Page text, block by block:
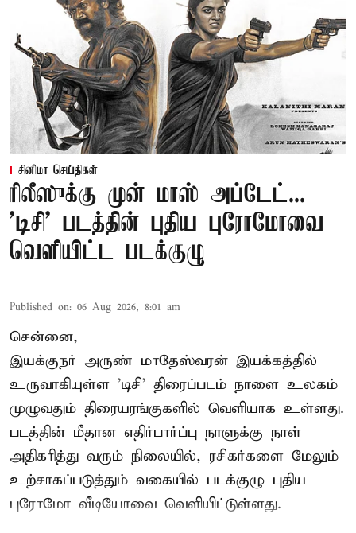
சினிமா செய்திகள்
ரிலீஸுக்கு முன் மாஸ் அப்டேட்...
'டிசி' படத்தின் புதிய புரோமோவை
வெளியிட்ட படக்குழு
Published on: 06 Aug 2026, 8:01 am
சென்னை,
இயக்குநர் அருண் மாதேஸ்வரன் இயக்கத்தில்
உருவாகியுள்ள 'டிசி' திரைப்படம் நாளை உலகம்
முழுவதும் திரையரங்குகளில் வெளியாக உள்ளது.
படத்தின் மீதான எதிர்பார்ப்பு நாளுக்கு நாள்
அதிகரித்து வரும் நிலையில், ரசிகர்களை மேலும்
உற்சாகப்படுத்தும் வகையில் படக்குழு புதிய
புரோமோ வீடியோவை வெளியிட்டுள்ளது.